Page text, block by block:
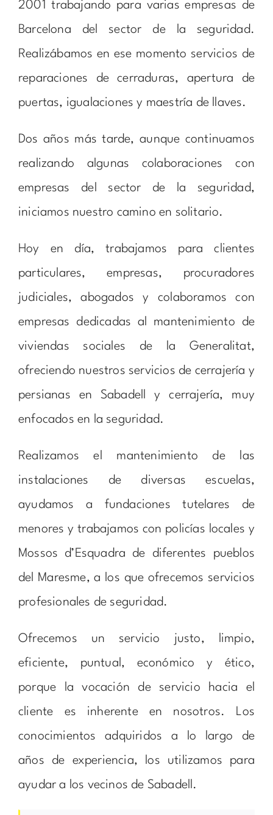
2001 trabajando para varias empresas de
Barcelona del sector de la seguridad.
Realizábamos en ese momento servicios de
reparaciones de cerraduras, apertura de
puertas, igualaciones y maestría de llaves.
Dos años más tarde, aunque continuamos
realizando algunas colaboraciones con
empresas del sector de la seguridad,
iniciamos nuestro camino en solitario.
Hoy en día, trabajamos para clientes
particulares, empresas, procuradores
judiciales, abogados y colaboramos con
empresas dedicadas al mantenimiento de
viviendas sociales de la Generalitat,
ofreciendo nuestros servicios de cerrajería y
persianas en Sabadell y cerrajería, muy
enfocados en la seguridad.
Realizamos el mantenimiento de las
instalaciones de diversas escuelas,
ayudamos a fundaciones tutelares de
menores y trabajamos con policías locales y
Mossos d’Esquadra de diferentes pueblos
del Maresme, a los que ofrecemos servicios
profesionales de seguridad.
Ofrecemos un servicio justo, limpio,
eficiente, puntual, económico y ético,
porque la vocación de servicio hacia el
cliente es inherente en nosotros. Los
conocimientos adquiridos a lo largo de
años de experiencia, los utilizamos para
ayudar a los vecinos de Sabadell.